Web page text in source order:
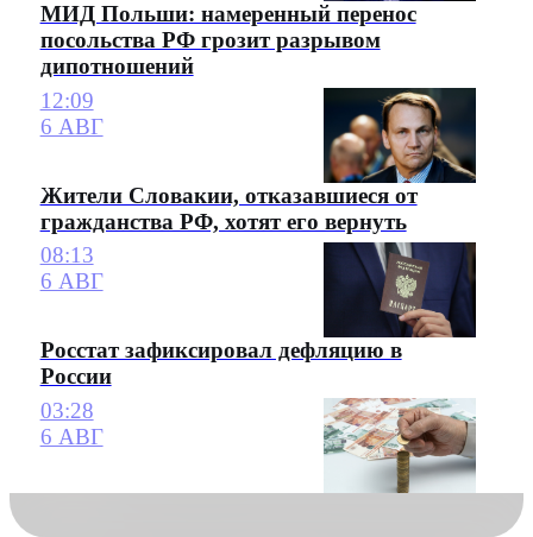
МИД Польши: намеренный перенос
посольства РФ грозит разрывом
дипотношений
12:09
6 АВГ
Жители Словакии, отказавшиеся от
гражданства РФ, хотят его вернуть
08:13
6 АВГ
Росстат зафиксировал дефляцию в
России
03:28
6 АВГ